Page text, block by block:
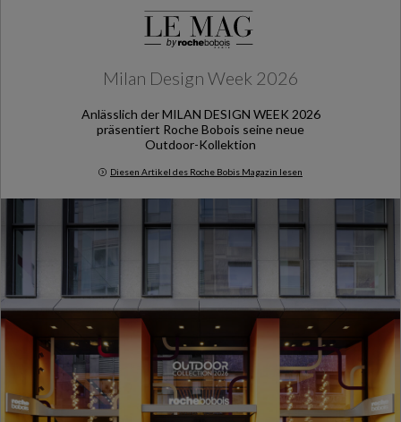
Milan Design Week 2026
Anlässlich der MILAN DESIGN WEEK 2026
präsentiert Roche Bobois seine neue
Outdoor-Kollektion
Diesen Artikel des Roche Bobis Magazin lesen
Milan Design Week 2026